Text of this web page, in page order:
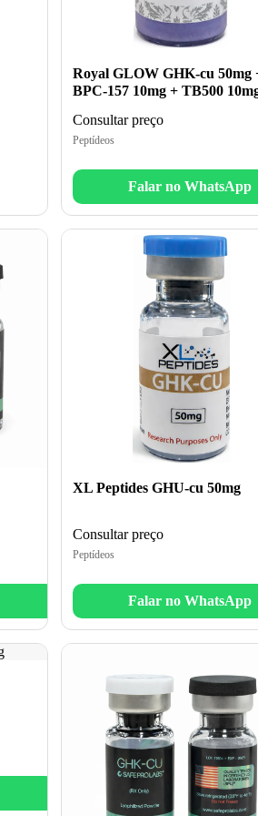
Royal GLOW GHK-cu 50mg
BPC-157 10mg + TB500
Consultar preço
Peptídeos
Falar no WhatsApp
XL Peptides GHU-cu 50mg
Consultar preço
Peptídeos
Falar no WhatsApp